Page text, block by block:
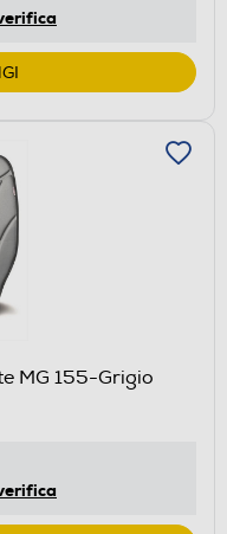
MG 155-Grigio